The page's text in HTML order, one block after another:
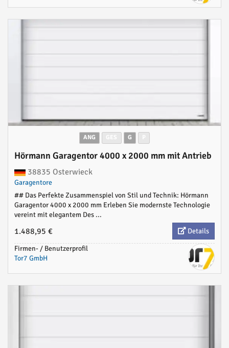
ANG G
Hörmann Garagentor 4000 x 2000 mm mit Antrieb
38835 Osterwieck
Garagentore
## Das Perfekte Zusammenspiel von Stil und Technik: Hörmann
Garagentor 4000 x 2000 mm Erleben Sie modernste Technologie
vereint mit elegantem Des ...
1.488,95 €
Details
Firmen- / Benutzerprofil
Tor7 GmbH